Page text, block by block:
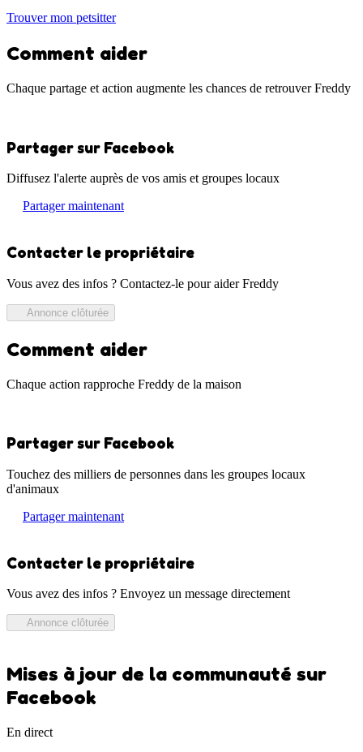
Trouver mon petsitter
Comment aider
Chaque partage et action augmente les chances de retrouver Freddy
Partager sur Facebook
Diffusez l'alerte auprès de vos amis et groupes locaux
Partager maintenant
Contacter le propriétaire
Vous avez des infos ? Contactez-le pour aider Freddy
Annonce clôturée
Comment aider
Chaque action rapproche Freddy de la maison
Partager sur Facebook
Touchez des milliers de personnes dans les groupes locaux
d'animaux
Partager maintenant
Contacter le propriétaire
Vous avez des infos ? Envoyez un message directement
Annonce clôturée
Mises à jour de la communauté sur
Facebook
En direct